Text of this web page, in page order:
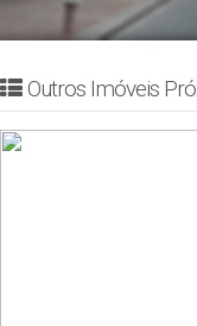
Outros Imóveis